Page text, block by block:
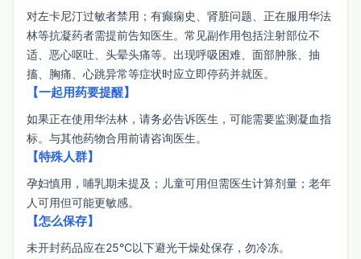
对左卡尼汀过敏者禁用；有癫痫史、肾脏问题、正在服用华法
林等抗凝药者需提前告知医生。常见副作用包括注射部位不
适、恶心呕吐、头晕头痛等。出现呼吸困难、面部肿胀、抽
搐、胸痛、心跳异常等症状时应立即停药并就医。
【一起用药要提醒】
如果正在使用华法林，请务必告诉医生，可能需要监测凝血指
标。与其他药物合用前请咨询医生。
【特殊人群】
孕妇慎用，哺乳期未提及；儿童可用但需医生计算剂量；老年
人可用但可能更敏感。
【怎么保存】
未开封药品应在25°C以下避光干燥处保存，勿冷冻。